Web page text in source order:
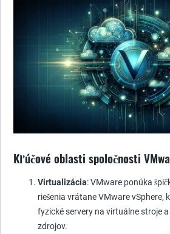
Kľúčové oblasti spoločnosti
Virtualizácia: VMware ponúka
riešenia vrátane VMware vSphere,
fyzické servery na virtuálne stroje
zdrojov.